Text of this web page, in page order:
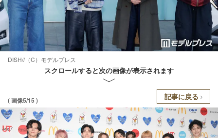
DISH//（C）モデルプレス
スクロールすると次の画像が表示されます
( 画像5/15 ) 記事に戻る